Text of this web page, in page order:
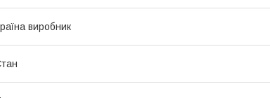
виробник